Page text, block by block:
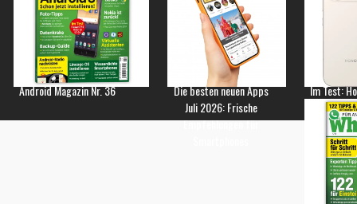
Android Magazin Nr. 36
Die besten neuen Apps
Juli 2026: Frische
Empfehlungen für
Im Test: